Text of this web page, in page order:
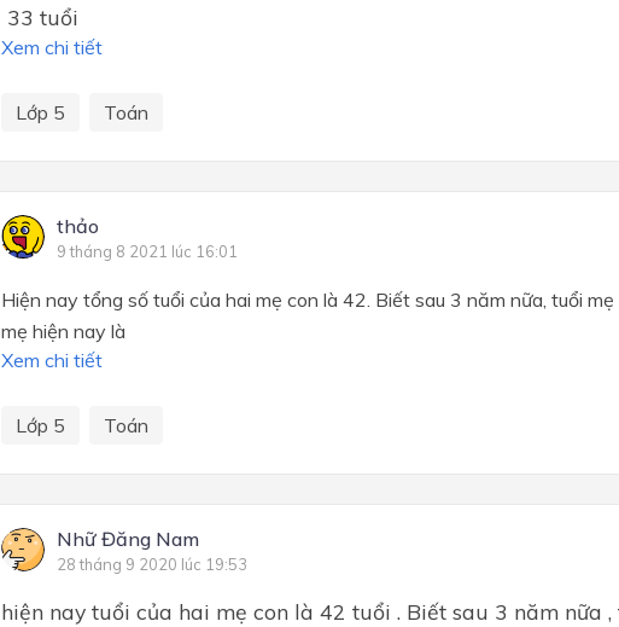
33 tuổi
Xem chi tiết
Lớp 5 Toán
thảo
9 tháng 8 2021 lúc 16:01
Hiện nay tổng số tuổi của hai mẹ con là 42. Biết sau 3 năm nữa, tuổi
mẹ hiện nay là
Xem chi tiết
Lớp 5 Toán
Nhữ Đăng Nam
28 tháng 9 2020 lúc 19:53
hiện nay tuổi của hai mẹ con là 42 tuổi . Biết sau 3 năm nữa